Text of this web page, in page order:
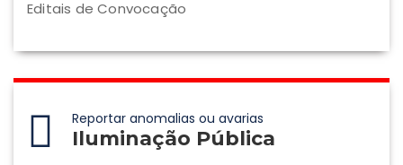
Editais de Convocação
Reportar anomalias ou avarias
Iluminação Pública